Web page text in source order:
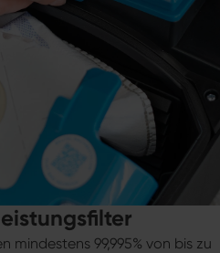
mindestens 99,995% von bis zu